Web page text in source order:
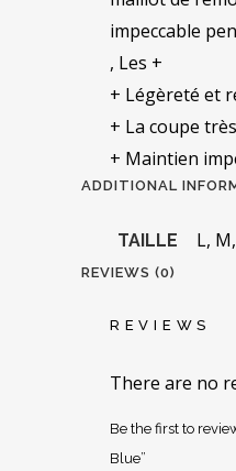
impeccable
, Les +
+ Légèreté et
+ La coupe
+ Maintien
ADDITIONAL
TAILLE L,
REVIEWS (0)
REVIEWS
There are no
Be the first to
Blue”